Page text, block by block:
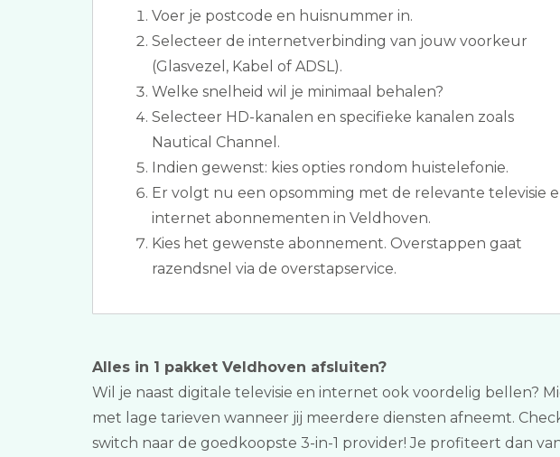
Voer je postcode en huisnummer in.
Selecteer de internetverbinding van jouw voorkeur
(Glasvezel, Kabel of ADSL).
Welke snelheid wil je minimaal behalen?
Selecteer HD-kanalen en specifieke kanalen zoals
Nautical Channel.
Indien gewenst: kies opties rondom huistelefonie.
Er volgt nu een opsomming met de relevante televisie
internet abonnementen in Veldhoven.
Kies het gewenste abonnement. Overstappen gaat
razendsnel via de overstapservice.
Alles in 1 pakket Veldhoven afsluiten?
Wil je naast digitale televisie en internet ook voordelig bellen?
met lage tarieven wanneer jij meerdere diensten afneemt.
switch naar de goedkoopste 3-in-1 provider! Je profiteert dan